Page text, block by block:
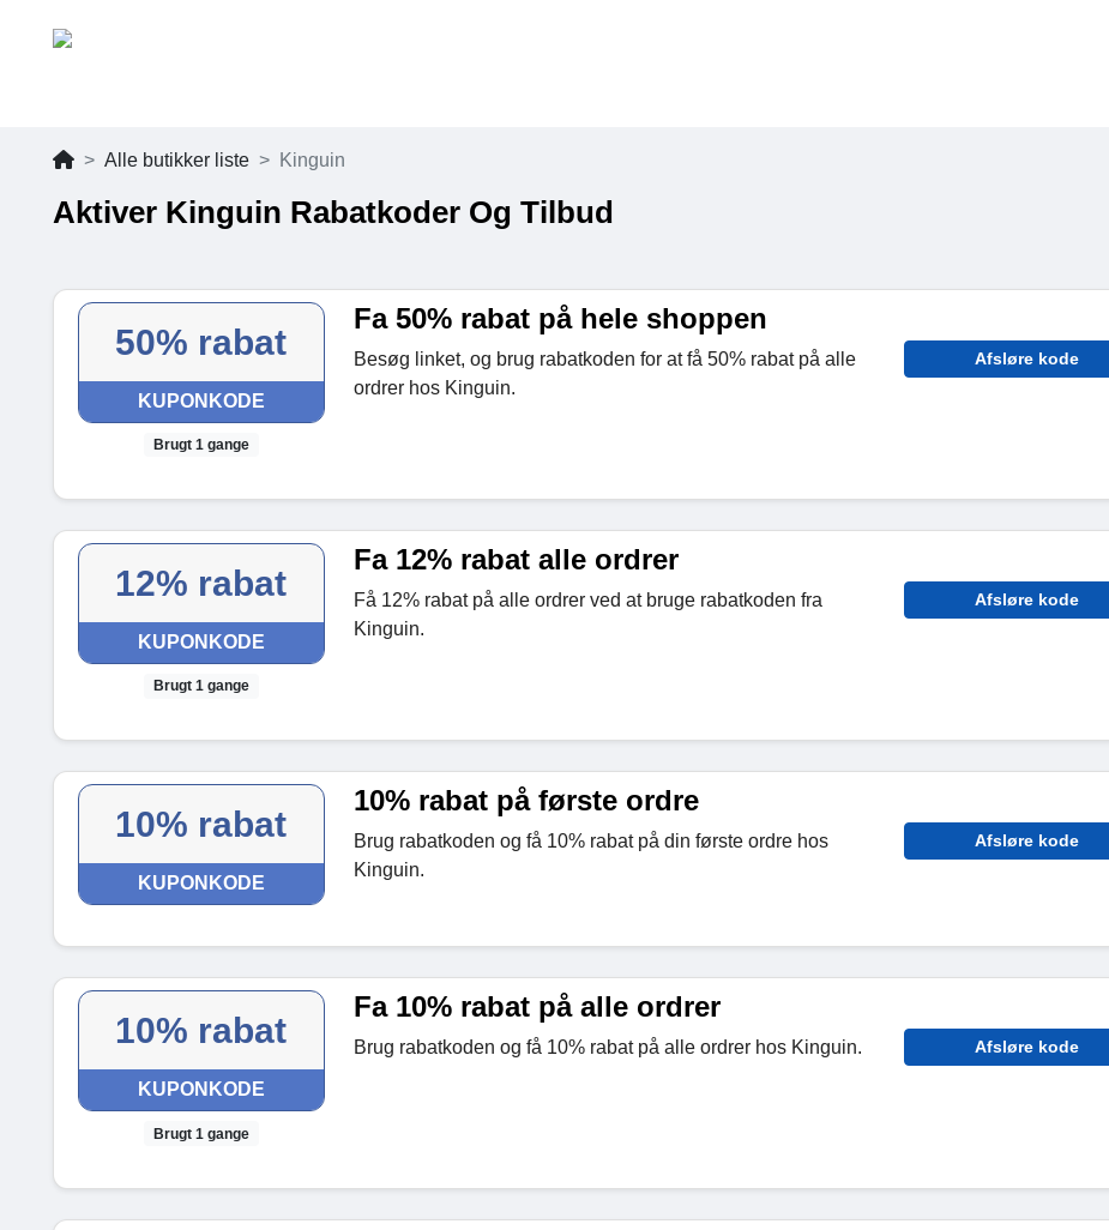
Alle butikker liste Kinguin
Aktiver Kinguin Rabatkoder Og Tilbud
50% rabat
KUPONKODE
Brugt 1 gange
Fa 50% rabat på hele shoppen
Besøg linket, og brug rabatkoden for at få 50% rabat på alle
ordrer hos Kinguin.
Afsløre kode
12% rabat
KUPONKODE
Brugt 1 gange
Fa 12% rabat alle ordrer
Få 12% rabat på alle ordrer ved at bruge rabatkoden fra
Kinguin.
Afsløre kode
10% rabat
KUPONKODE
10% rabat på første ordre
Brug rabatkoden og få 10% rabat på din første ordre hos
Kinguin.
Afsløre kode
10% rabat
KUPONKODE
Brugt 1 gange
Fa 10% rabat på alle ordrer
Brug rabatkoden og få 10% rabat på alle ordrer hos Kinguin. Afsløre kode